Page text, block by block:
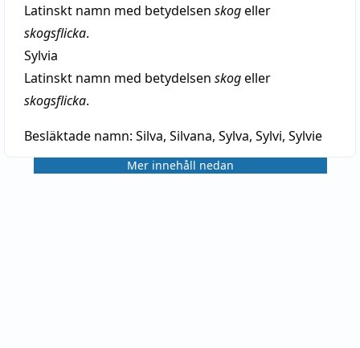
Latinskt namn med betydelsen skogeller
skogsflicka.
Sylvia
Latinskt namn med betydelsen skogeller
skogsflicka.
Besläktade namn: Silva, Silvana, Sylva, Sylvi, Sylvie
Mer innehåll nedan